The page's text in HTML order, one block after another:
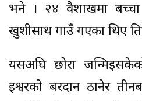
भने । २४ वैशाखमा बच्चा
खुशीसाथ गाउँ गएका थिए
यसअघि छोरा
इश्वरको बरदान ठानेर